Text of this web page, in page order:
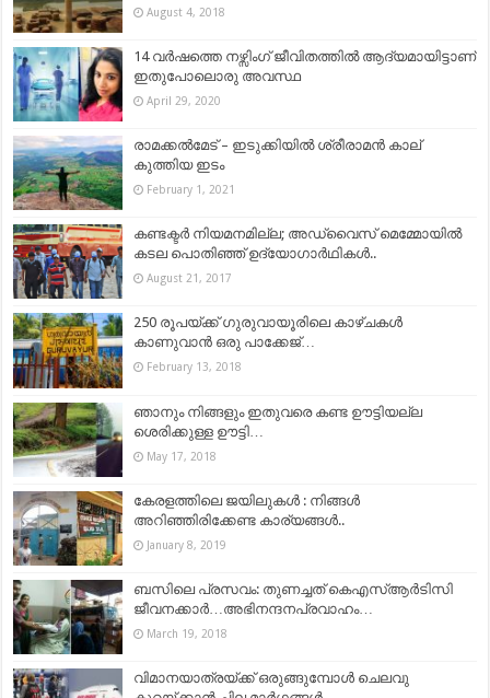
August 4, 2018
14 വർഷത്തെ നഴ്സിംഗ് ജീവിതത്തിൽ ആദ്യമായിട്ടാണ്
ഇതുപോലൊരു അവസ്ഥ
April 29, 2020
രാമക്കല്‍മേട് – ഇടുക്കിയിൽ ശ്രീരാമന്‍ കാല്
കുത്തിയ ഇടം
February 1, 2021
കണ്ടക്ടര്‍ നിയമനമില്ല; അഡ്വൈസ് മെമ്മോയില്‍
കടല പൊതിഞ്ഞ് ഉദ്യോഗാര്‍ഥികള്‍..
August 21, 2017
250 രൂപയ്ക്ക് ഗുരുവായൂരിലെ കാഴ്ചകള്‍
കാണുവാന്‍ ഒരു പാക്കേജ്…
February 13, 2018
ഞാനും നിങ്ങളും ഇതുവരെ കണ്ട ഊട്ടിയല്ല
ശെരിക്കുള്ള ഊട്ടി…
May 17, 2018
കേരളത്തിലെ ജയിലുകൾ : നിങ്ങൾ
അറിഞ്ഞിരിക്കേണ്ട കാര്യങ്ങൾ..
January 8, 2019
ബസിലെ പ്രസവം: തുണച്ചത് കെഎസ്ആർടിസി
ജീവനക്കാർ…അഭിനന്ദനപ്രവാഹം…
March 19, 2018
വിമാനയാത്രയ്ക്ക് ഒരുങ്ങുമ്പോൾ ചെലവു